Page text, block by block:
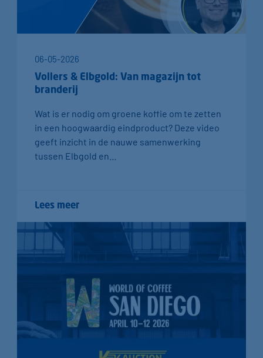
06-05-2026
Vollers & Elbgold: Van magazijn tot
branderij
Wat is er nodig om groene koffie om te zetten
in een hoogwaardig eindproduct? Deze video
geeft inzicht in de nauwe samenwerking
tussen Elbgold en…
Lees meer